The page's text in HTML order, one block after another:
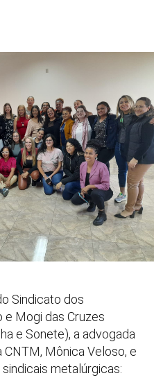
Sindicato dos
e Mogi das Cruzes
e Sonete), a advogada
Mônica Veloso, e
metalúrgicas: